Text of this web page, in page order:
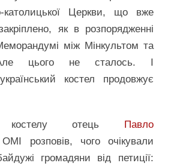
католицької Церкви, що вже
як в розпорядженні
між Мінкультом та
цього не сталось. І
костел продовжує
костелу отець Павло
ОМІ розповів, чого очікували
громадяни від петиції: